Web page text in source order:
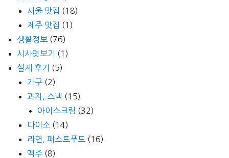
서울 맛집 (18)
제주 맛집 (1)
생활정보 (76)
시사엿보기
(1)
실제 후기
(5)
가구 (2)
과자, 스낵 (15)
아이스크림 (32)
다이소 (14)
라면, 패스트푸드 (16)
맥주 (8)